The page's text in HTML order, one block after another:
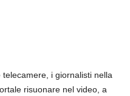
telecamere, i giornalisti nella
risuonare nel video, a